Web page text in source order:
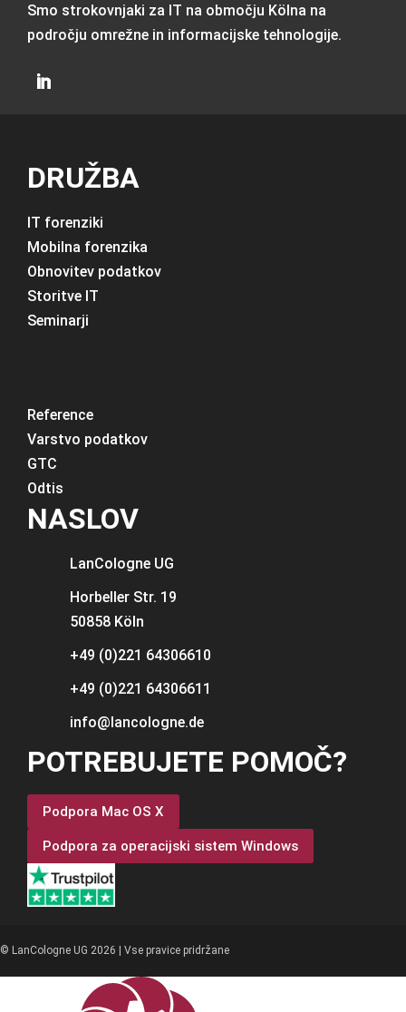
Smo strokovnjaki za IT na območju Kölna na
področju omrežne in informacijske tehnologije.
DRUŽBA
IT forenziki
Mobilna forenzika
Obnovitev podatkov
Storitve IT
Seminarji
Reference
Varstvo podatkov
GTC
Odtis
NASLOV
LanCologne UG
Horbeller Str. 19
50858 Köln
+49 (0)221 64306610
+49 (0)221 64306611
info@lancologne.de
POTREBUJETE POMOČ?
Podpora Mac OS X
Podpora za operacijski sistem Windows
© LanCologne UG 2026 | Vse pravice pridržane